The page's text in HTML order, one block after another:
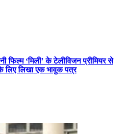
फिल्म ‘मिली’ के टेलीविजन प्रीमियर से
लिए लिखा एक भावुक पत्र